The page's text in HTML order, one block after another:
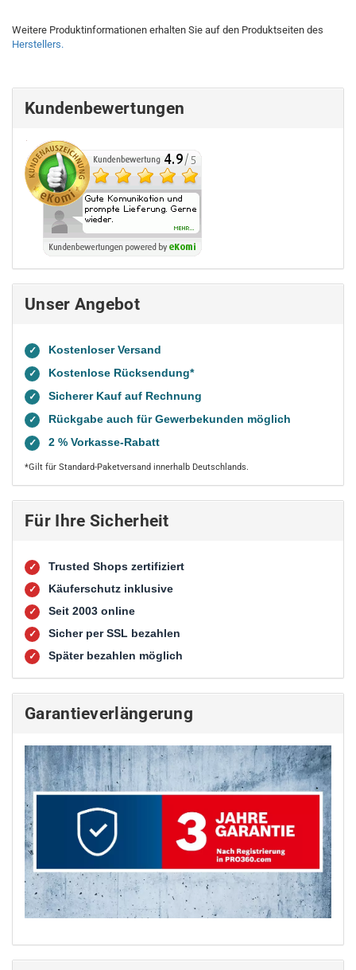
Weitere Produktinformationen erhalten Sie auf den Produktseiten des
Herstellers.
Kundenbewertungen
Unser Angebot
✓ Kostenloser Versand
✓ Kostenlose Rücksendung*
✓ Sicherer Kauf auf Rechnung
✓ Rückgabe auch für Gewerbekunden möglich
✓ 2 % Vorkasse-Rabatt
*Gilt für Standard-Paketversand innerhalb Deutschlands.
Für Ihre Sicherheit
✓ Trusted Shops zertifiziert
✓ Käuferschutz inklusive
✓ Seit 2003 online
✓ Sicher per SSL bezahlen
✓ Später bezahlen möglich
Garantieverlängerung